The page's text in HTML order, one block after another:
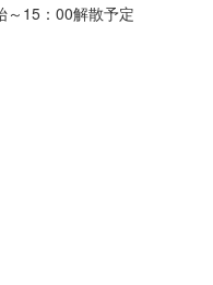
15：00解散予定